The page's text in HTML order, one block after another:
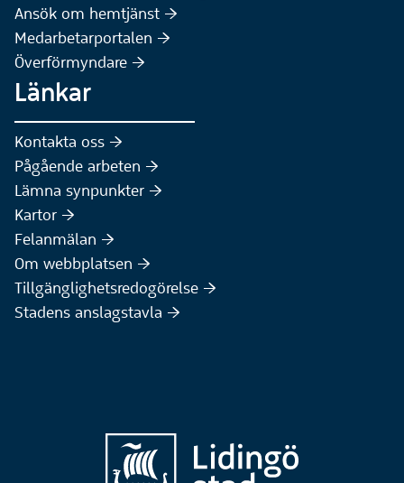
Ansök om hemtjänst :höger:
Medarbetarportalen :höger:
Överförmyndare :höger:
Länkar
Kontakta oss :höger:
Pågående arbeten :höger:
Lämna synpunkter :höger:
Kartor :höger:
Felanmälan :höger:
Om webbplatsen :höger:
Tillgänglighetsredogörelse :höger:
Stadens anslagstavla :höger: